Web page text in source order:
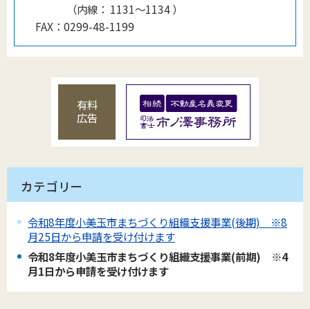
（内線 ： 1131〜1134）
FAX： 0299-48-1199
有料
広告
カテゴリー
令和8年度小美玉市まちづくり組織支援事業(後期) ※8
月25日から申請を受け付けます
令和8年度小美玉市まちづくり組織支援事業(前期) ※4
月1日から申請を受け付けます